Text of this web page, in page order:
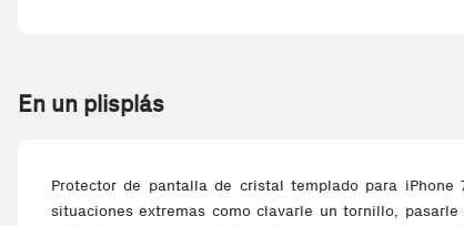
En un plisplás
Protector de pantalla de cristal templado para
situaciones extremas como clavarle un tornillo,